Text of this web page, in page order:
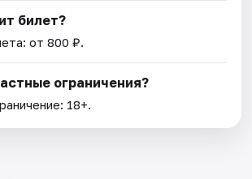
билет?
от 800 ₽.
ограничения?
18+.